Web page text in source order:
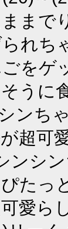
まで
れち
をゲ
うに
ンち
超可
ンシ
たっ
愛ら